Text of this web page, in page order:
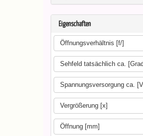
Eigenschaften
Öffnungsverhältnis [f/]
Sehfeld tatsächlich ca.
Spannungsversorgung ca.
Vergrößerung [x]
Öffnung [mm]